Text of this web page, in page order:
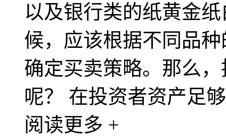
以及银行类的纸黄金
候，应该根据不同品
确定买卖策略。那么
呢？ 在投资者资产足
阅读更多 +